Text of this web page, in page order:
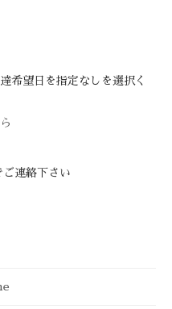
希望日を指定なしを選択く
連絡下さい